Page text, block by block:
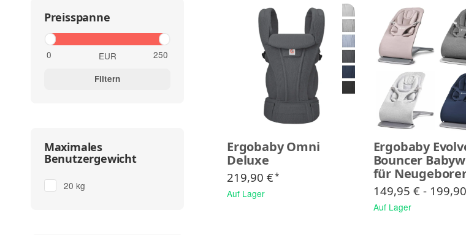
Ergobaby Omni
Deluxe
219,90 €*
Auf Lager
Ergobaby
Bouncer
für
149,95 € -
Auf Lager
Preisspanne
EUR
Filtern
Maximales
Benutzergewicht
20 kg